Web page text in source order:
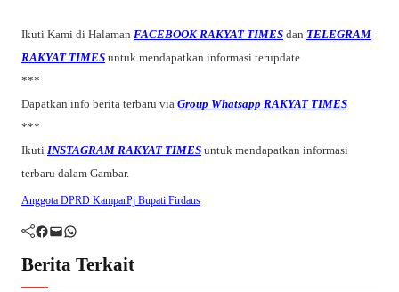
Ikuti Kami di Halaman FACEBOOK RAKYAT TIMES dan TELEGRAM
RAKYAT TIMES untuk mendapatkan informasi terupdate
***
Dapatkan info berita terbaru via Group Whatsapp RAKYAT TIMES
***
Ikuti INSTAGRAM RAKYAT TIMES untuk mendapatkan informasi
terbaru dalam Gambar.
Anggota DPRD KamparPj Bupati Firdaus
Facebook Mail WhatsApp
Berita Terkait